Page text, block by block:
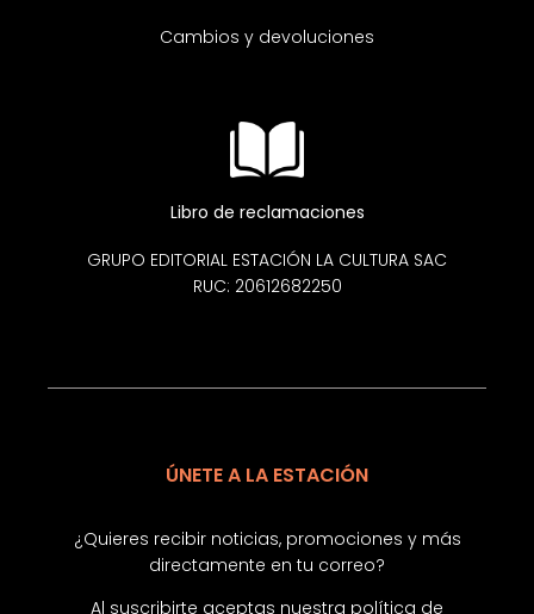
Cambios y devoluciones
Libro de reclamaciones
GRUPO EDITORIAL ESTACIÓN LA CULTURA SAC
RUC: 20612682250
ÚNETE A LA ESTACIÓN
¿Quieres recibir noticias, promociones y más
directamente en tu correo?
Al suscribirte aceptas nuestra política de